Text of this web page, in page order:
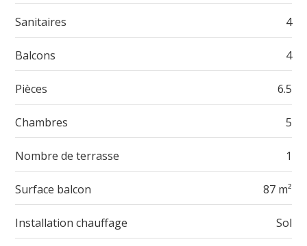
Sanitaires 4
Balcons 4
Pièces 6.5
Chambres 5
Nombre de terrasse 1
Surface balcon 87 m²
Installation chauffage Sol